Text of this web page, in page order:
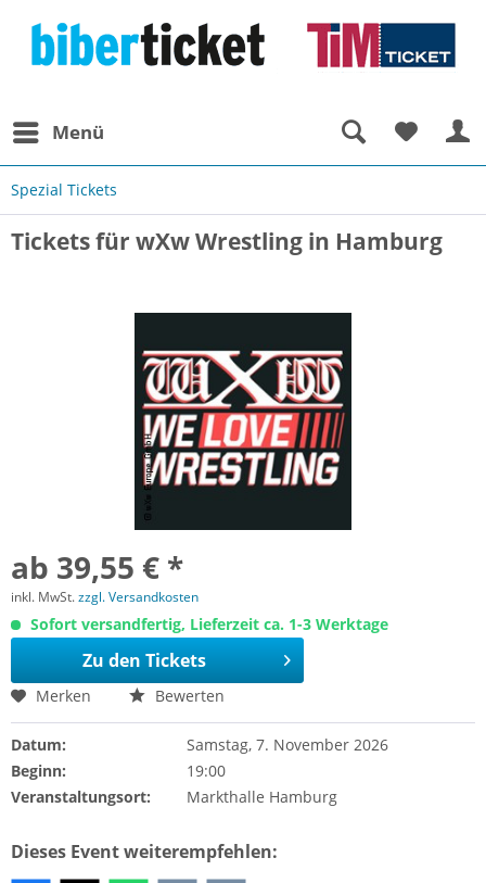
Menü
Spezial Tickets
Tickets für wXw Wrestling in Hamburg
ab 39,55 € *
inkl. MwSt.zzgl. Versandkosten
Sofort versandfertig, Lieferzeit ca. 1-3 Werktage
Zu den Tickets
Merken Bewerten
Datum:
Samstag, 7. November 2026
Beginn:
19:00
Veranstaltungsort:
Markthalle Hamburg
Dieses Event weiterempfehlen: